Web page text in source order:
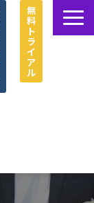
無
料
ト
ラ
イ
ア
ル